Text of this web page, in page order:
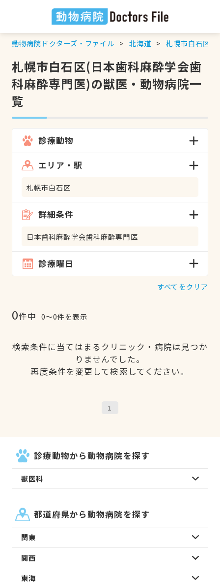
動物病院ドクターズ・ファイル 北海道 札幌市白石区
札幌市白石区(日本歯科麻酔学会歯
科麻酔専門医)の獣医・動物病院一
覧
診療動物
エリア・駅
札幌市白石区
詳細条件
日本歯科麻酔学会歯科麻酔専門医
診療曜日
すべてをクリア
0件中 0〜0件を表示
検索条件に当てはまるクリニック・病院は見つか
りませんでした。
再度条件を変更して検索してください。
1
診療動物から動物病院を探す
獣医科
都道府県から動物病院を探す
関東
関西
東海